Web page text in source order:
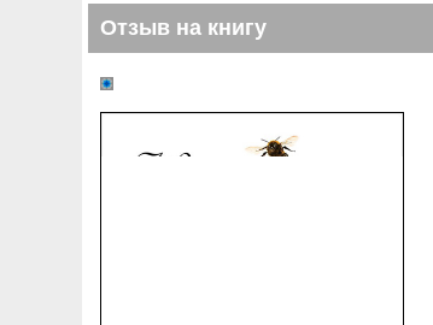
Отзыв на книгу